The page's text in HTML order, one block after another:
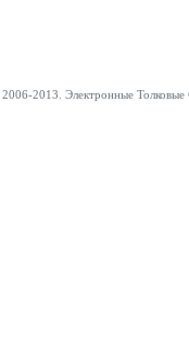
2006-2013. Электронные Толковые